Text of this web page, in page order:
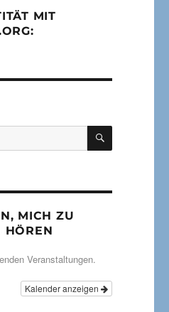
MIT
SUCHEN
MICH ZU
HÖREN
Veranstaltungen.
Kalender anzeigen